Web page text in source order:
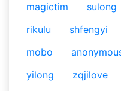
magictim
sulong
rikulu
shfengyi
mobo
yilong
zqjilove